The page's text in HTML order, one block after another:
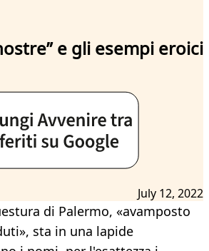
e gli esempi eroici
July 12, 2022
di Palermo, «avamposto
sta in una lapide